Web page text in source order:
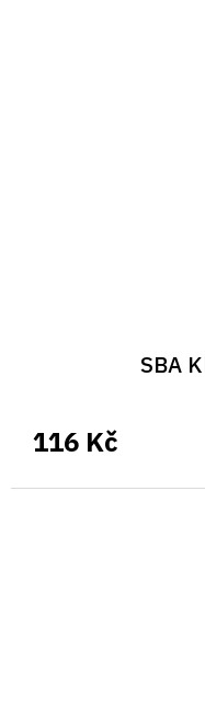
SBA
116 Kč